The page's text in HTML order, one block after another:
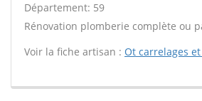
Département: 59
Rénovation plomberie complète ou
Voir la fiche artisan : Ot carrelages